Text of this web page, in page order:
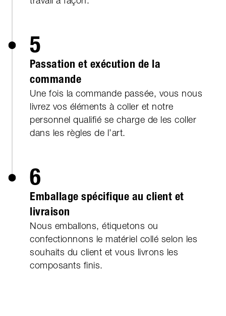
5
Passation et exécution de la
commande
Une fois la commande passée, vous nous
livrez vos éléments à coller et notre
personnel qualifié se charge de les coller
dans les règles de l’art.
6
Emballage spécifique au client et
livraison
Nous emballons, étiquetons ou
confectionnons le matériel collé selon les
souhaits du client et vous livrons les
composants finis.